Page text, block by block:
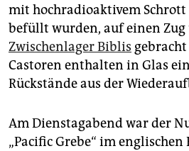
mit hochradioaktivem Schrott
befüllt wurden, auf einen
Zwischenlager Biblis
Castoren enthalten in Glas
Rückstände aus der
Am Dienstagabend war der
„Pacific Grebe“ im